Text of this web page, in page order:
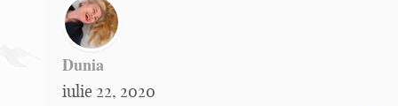
Dunia
iulie 22, 2020